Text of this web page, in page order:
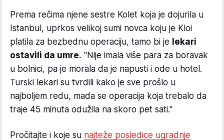
Prema rečima njene sestre Kolet koja je dojurila u
Istanbul, uprkos velikoj sumi novca koju je Kloi
platila za bezbednu operaciju, tamo bi je lekari
ostavili da umre. "Nije imala više para za boravak
u bolnici, pa je morala da je napusti i ode u hotel.
Turski lekari su tvrdili kako je sve prošlo u
najboljem redu, mada se operacija koja trebalo da
traje 45 minuta odužila na skoro pet sati."
Pročitajte i koje su najteže posledice ugradnje